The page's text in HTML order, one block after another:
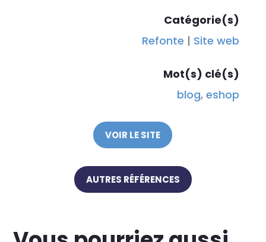
Catégorie(s)
Refonte | Site web
Mot(s) clé(s)
blog,eshop
VOIR LE SITE
AUTRES RÉFÉRENCES